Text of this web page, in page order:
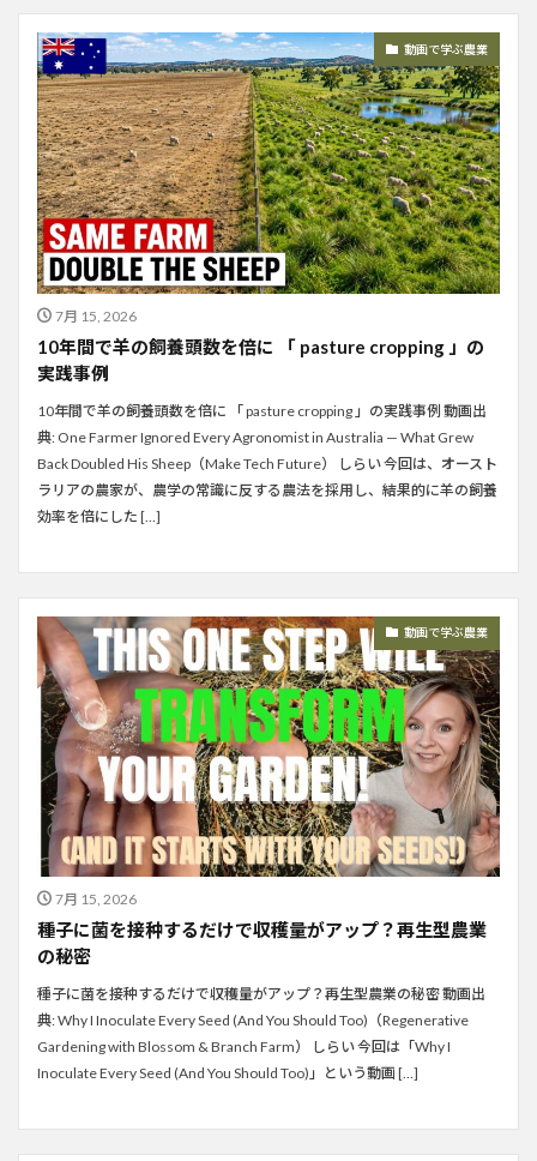
動画で学ぶ農業
7月 15, 2026
10年間で羊の飼養頭数を倍に 「 pasture cropping 」の
実践事例
10年間で羊の飼養頭数を倍に 「 pasture cropping 」の実践事例 動画出
典: One Farmer Ignored Every Agronomist in Australia — What Grew
Back Doubled His Sheep（Make Tech Future） しらい 今回は、オースト
ラリアの農家が、農学の常識に反する農法を採用し、結果的に羊の飼養
効率を倍にした […]
動画で学ぶ農業
7月 15, 2026
種子に菌を接种するだけで収穫量がアップ？再生型農業
の秘密
種子に菌を接种するだけで収穫量がアップ？再生型農業の秘密 動画出
典: Why I Inoculate Every Seed (And You Should Too)（Regenerative
Gardening with Blossom & Branch Farm） しらい 今回は「Why I
Inoculate Every Seed (And You Should Too)」という動画 […]